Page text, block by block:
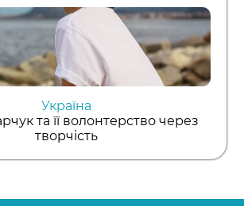
Україна
та її волонтерство через
творчість